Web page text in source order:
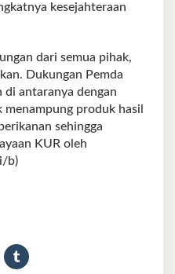
kesejahteraan
dari semua pihak,
Dukungan Pemda
antaranya dengan
produk hasil
sehingga
KUR oleh
b)